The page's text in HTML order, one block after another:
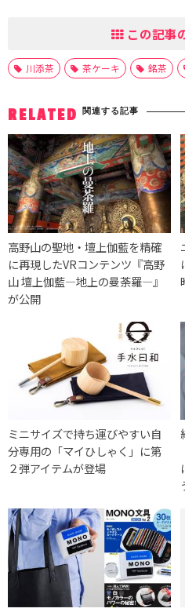
この記事
川添茶 茶ケーキ 銘茶
RELATED 関連する記事
高野山の聖地・壇上伽藍を精確
に再現したVRコンテンツ『高野
山 壇上伽藍―地上の曼荼羅―』
が公開
ミニサイズで持ち運びやすい自
分専用の「マイひしゃく」に第
２弾アイテムが登場